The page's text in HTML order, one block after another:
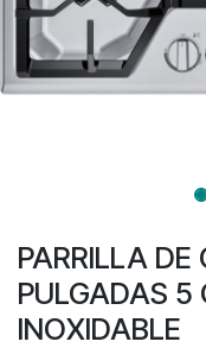
PARRILLA
PULGADAS 5
INOXIDABLE